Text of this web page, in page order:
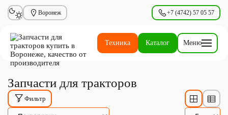
Воронеж +7 (4742) 57 05 57
Техника Каталог Меню
Запчасти для тракторов
Фильтр